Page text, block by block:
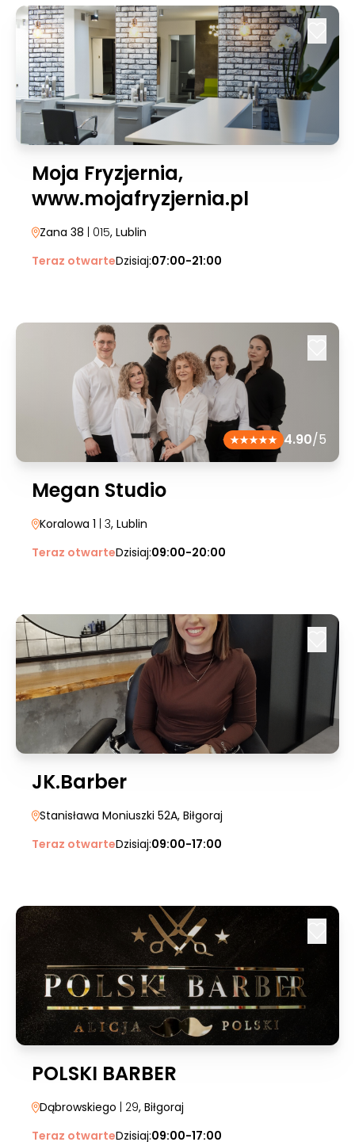
Moja Fryzjernia,
www.mojafryzjernia.pl
Zana 38 | 015, Lublin
Teraz otwarteDzisiaj:07:00-21:00
4.90/5
Megan Studio
Koralowa 1 | 3, Lublin
Teraz otwarteDzisiaj:09:00-20:00
JK.Barber
Stanisława Moniuszki 52A, Biłgoraj
Teraz otwarteDzisiaj:09:00-17:00
POLSKI BARBER
Dąbrowskiego | 29, Biłgoraj
Teraz otwarteDzisiaj:09:00-17:00